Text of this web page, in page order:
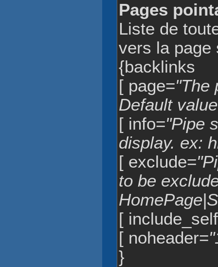
Pages
Liste de
vers la page
{backlinks
[ page="The
Default
[ info="Pipe
display. ex:
[ exclude=
to be
[
[ noheader=
}